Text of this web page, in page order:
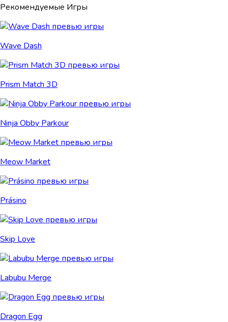
Рекомендуемые Игры
Wave Dash
Prism Match 3D
Ninja Obby Parkour
Meow Market
Prásino
Skip Love
Labubu Merge
Dragon Egg